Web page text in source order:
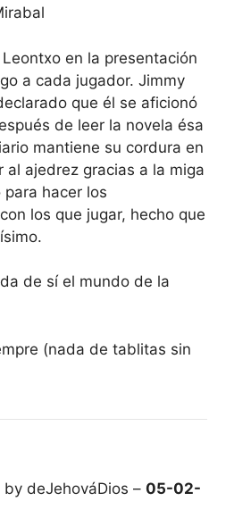
en la presentación
a cada jugador. Jimmy
que él se aficionó
de leer la novela ésa
mantiene su cordura en
al ajedrez gracias a la miga
hacer los
los que jugar, hecho que
de sí el mundo de la
(nada de tablitas sin
by deJehováDios – 05-02-